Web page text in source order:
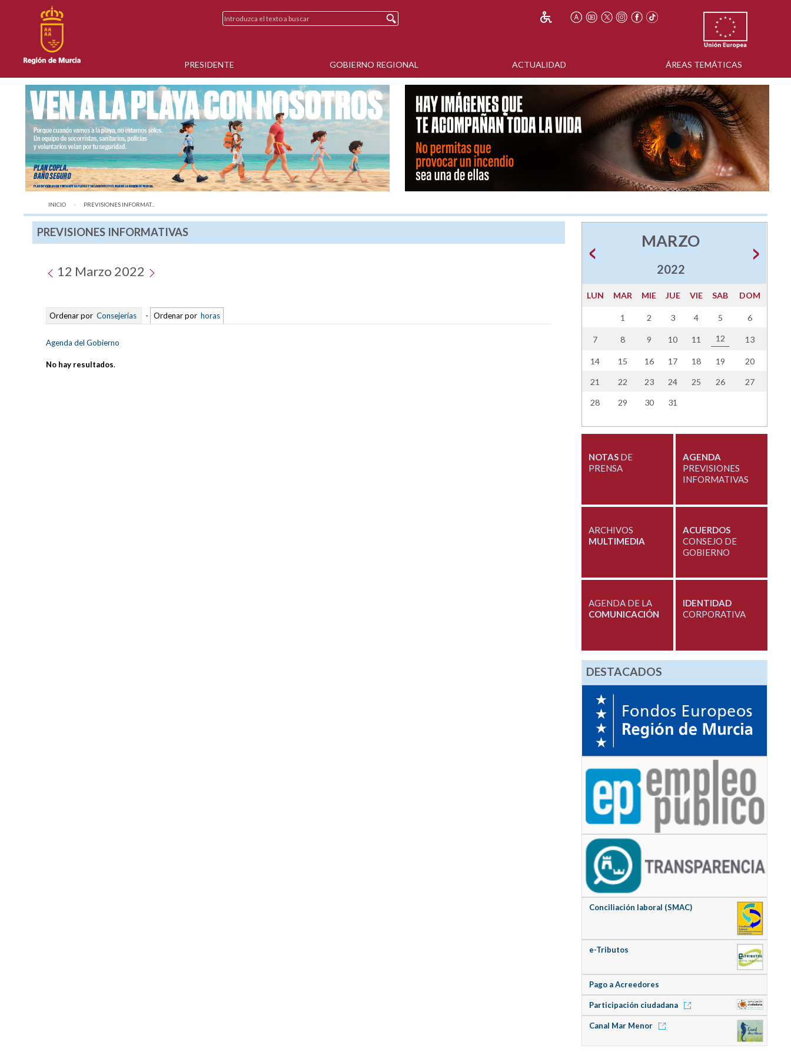
PRESIDENTE GOBIERNO REGIONAL ACTUALIDAD ÁREAS TEMÁTICAS
INICIO AQUÍ:
PREVISIONES INFORMAT...
PREVISIONES INFORMATIVAS
12 Marzo 2022
Ordenar por Consejerías - Ordenar por horas
Agenda del Gobierno
No hay resultados.
MARZO
2022
LUN MAR MIE JUE VIE SAB DOM
1 2 3 4 5 6
7 8 9 10 11 12 13
14 15 16 17 18 19 20
21 22 23 24 25 26 27
28 29 30 31
NOTASDE
PRENSA
AGENDA
PREVISIONES
INFORMATIVAS
ARCHIVOS
MULTIMEDIA
ACUERDOS
CONSEJO DE
GOBIERNO
AGENDA DE LA
COMUNICACIÓN
IDENTIDAD
CORPORATIVA
DESTACADOS
Conciliación laboral (SMAC)
e-Tributos
Pago a Acreedores
Participación ciudadana
Canal Mar Menor